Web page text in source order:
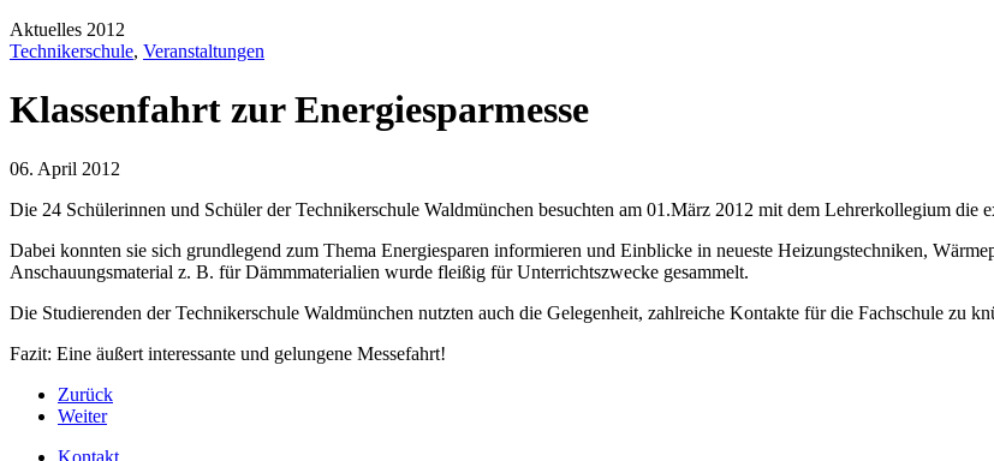
Aktuelles 2012
Technikerschule, Veranstaltungen
Klassenfahrt zur Energiesparmesse
06. April 2012
Die 24 Schülerinnen und Schüler der Technikerschule Waldmünchen besuchten am 01.März 2012 mit dem Lehrerkollegium die
Dabei konnten sie sich grundlegend zum Thema Energiesparen informieren und Einblicke in neueste Heizungstechniken,
Anschauungsmaterial z. B. für Dämmmaterialien wurde fleißig für Unterrichtszwecke gesammelt.
Die Studierenden der Technikerschule Waldmünchen nutzten auch die Gelegenheit, zahlreiche Kontakte für die Fachschule zu
Fazit: Eine äußert interessante und gelungene Messefahrt!
Zurück
Weiter
Kontakt